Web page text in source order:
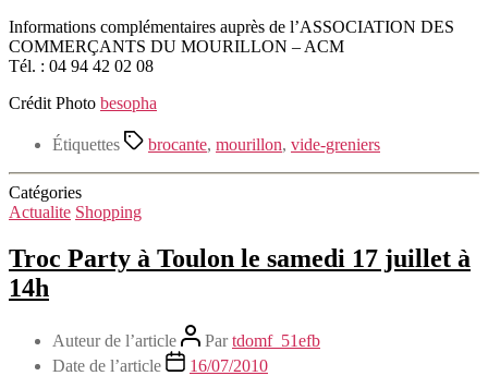
Informations complémentaires auprès de l’ASSOCIATION DES
COMMERÇANTS DU MOURILLON – ACM
Tél. : 04 94 42 02 08
Crédit Photo besopha
Étiquettes brocante, mourillon, vide-greniers
Catégories
Actualite Shopping
Troc Party à Toulon le samedi 17 juillet à
14h
Auteur de l’article Partdomf_51efb
Date de l’article
16/07/2010